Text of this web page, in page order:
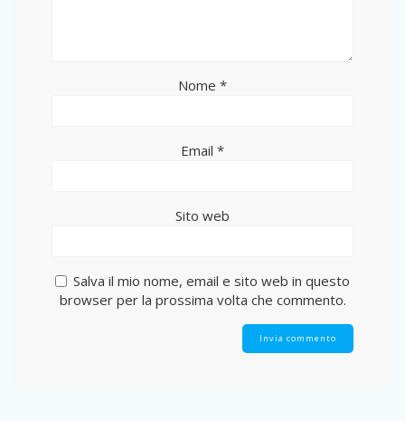
Nome *
Email *
Sito web
Salva il mio nome, email e sito web in questo
browser per la prossima volta che commento.